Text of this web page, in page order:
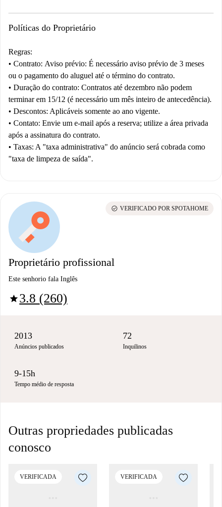
Políticas do Proprietário
Regras:
• Contrato: Aviso prévio: É necessário aviso prévio de 3 meses
ou o pagamento do aluguel até o término do contrato.
• Duração do contrato: Contratos até dezembro não podem
terminar em 15/12 (é necessário um mês inteiro de antecedência).
• Descontos: Aplicáveis somente ao ano vigente.
• Contato: Envie um e-mail após a reserva; utilize a área privada
após a assinatura do contrato.
• Taxas: A "taxa administrativa" do anúncio será cobrada como
"taxa de limpeza de saída".
Proprietário profissional
Este senhorio fala Inglês
star3.8 (260)
check_circle VERIFICADO POR SPOTAHOME
2013
Anúncios publicados
72
Inquilinos
9-15h
Tempo médio de resposta
Outras propriedades publicadas
conosco
VERIFICADA VERIFICADA